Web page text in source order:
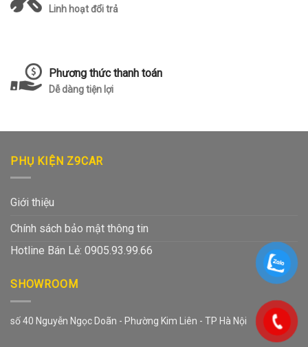
Linh hoạt đổi trả
Phương thức thanh toán
Dễ dàng tiện lợi
PHỤ KIỆN Z9CAR
Giới thiệu
Chính sách bảo mật thông tin
Hotline Bán Lẻ: 0905.93.99.66
SHOWROOM
số 40 Nguyễn Ngọc Doãn - Phường Kim Liên - TP Hà Nội